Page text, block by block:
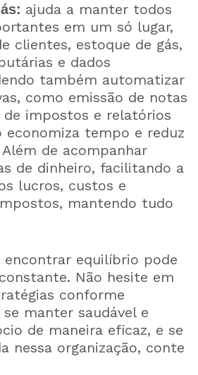
ajuda a manter todos
em um só lugar,
clientes, estoque de gás,
e dados
também automatizar
como emissão de notas
de impostos e relatórios
economiza tempo e reduz
de acompanhar
de dinheiro, facilitando a
lucros, custos e
mantendo tudo
encontrar equilíbrio pode
Não hesite em
conforme
manter saudável e
de maneira eficaz, e se
nessa organização, conte